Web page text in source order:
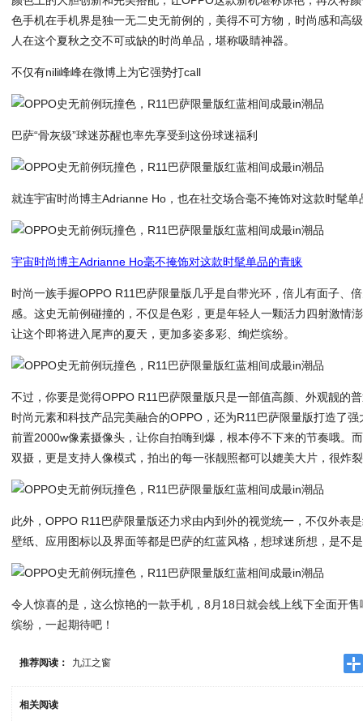
色手机在手机界是独一无二史无前例的，美得不可方物，时尚感和高
人在这个夏秋之交不可或缺的时尚单品，堪称吸睛神器。
不仅有nili峰峰在微博上为它强势打call
巴萨“骨灰级”球迷苏醒也率先享受到这份球迷福利
就连宇宙时尚博主Adrianne Ho，也在社交场合毫不掩饰对这款时髦单
宇宙时尚博主Adrianne Ho毫不掩饰对这款时髦单品的青睐
时尚一族手握OPPO R11巴萨限量版几乎是自带光环，倍儿有面子、
感。这史无前例碰撞的，不仅是色彩，更是年轻人一颗活力四射激情
让这个即将进入尾声的夏天，更加多姿多彩、绚烂缤纷。
不过，你要是觉得OPPO R11巴萨限量版只是一部值高颜、外观靓的
时尚元素和科技产品完美融合的OPPO，还为R11巴萨限量版打造了
前置2000w像素摄像头，让你自拍嗨到爆，根本停不下来的节奏哦。
双摄，更是支持人像模式，拍出的每一张靓照都可以媲美大片，很炸
此外，OPPO R11巴萨限量版还力求由内到外的视觉统一，不仅外表
壁纸、应用图标以及界面等都是巴萨的红蓝风格，想球迷所想，是不
令人惊喜的是，这么惊艳的一款手机，8月18日就会线上线下全面开
缤纷，一起期待吧！
推荐阅读： 九江之窗
相关阅读